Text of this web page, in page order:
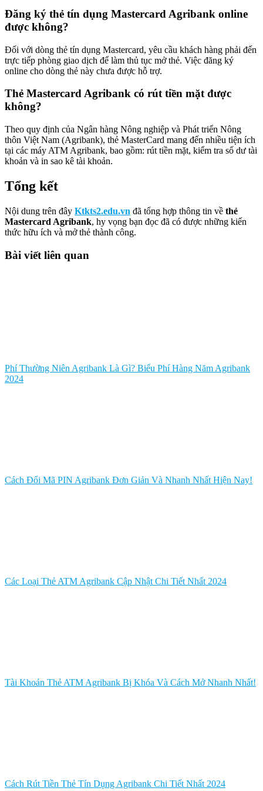
Đăng ký thẻ tín dụng Mastercard Agribank online
được không?
Đối với dòng thẻ tín dụng Mastercard, yêu cầu khách hàng phải đến
trực tiếp phòng giao dịch để làm thủ tục mở thẻ. Việc đăng ký
online cho dòng thẻ này chưa được hỗ trợ.
Thẻ Mastercard Agribank có rút tiền mặt được
không?
Theo quy định của Ngân hàng Nông nghiệp và Phát triển Nông
thôn Việt Nam (Agribank), thẻ MasterCard mang đến nhiều tiện ích
tại các máy ATM Agribank, bao gồm: rút tiền mặt, kiểm tra số dư tài
khoản và in sao kê tài khoản.
Tổng kết
Nội dung trên đây Ktkts2.edu.vn đã tổng hợp thông tin về thẻ
Mastercard Agribank, hy vọng bạn đọc đã có được những kiến
thức hữu ích và mở thẻ thành công.
Bài viết liên quan
Phí Thường Niên Agribank Là Gì? Biểu Phí Hàng Năm Agribank
2024
Cách Đổi Mã PIN Agribank Đơn Giản Và Nhanh Nhất Hiện Nay!
Các Loại Thẻ ATM Agribank Cập Nhật Chi Tiết Nhất 2024
Tài Khoản Thẻ ATM Agribank Bị Khóa Và Cách Mở Nhanh Nhất!
Cách Rút Tiền Thẻ Tín Dụng Agribank Chi Tiết Nhất 2024